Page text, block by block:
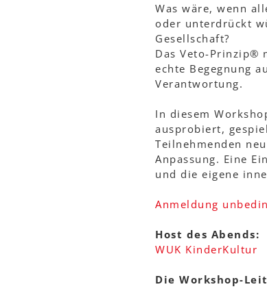
Was wäre, wenn
oder unterdrückt
Gesellschaft?
Das Veto-Prinzip®
echte Begegnung
Verantwortung.
In diesem
ausprobiert,
Teilnehmenden
Anpassung. Eine
und die eigene
Anmeldung
Host des Abends:
WUK KinderKultur
Die Workshop-